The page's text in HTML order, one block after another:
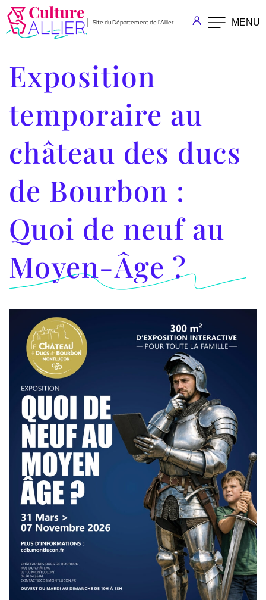
Accessibilité : non conforme
Site du Département de l'Allier MENU
Exposition
temporaire au
château des ducs
de Bourbon :
Quoi de neuf au
Moyen-Âge ?